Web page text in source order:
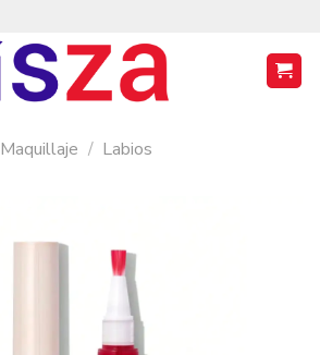
Maquillaje / Labios